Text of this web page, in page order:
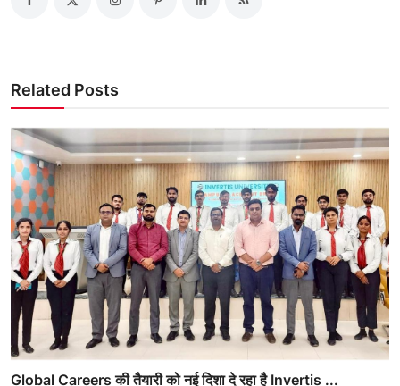
Related Posts
Global Careers की तैयारी को नई दिशा दे रहा है Invertis ...